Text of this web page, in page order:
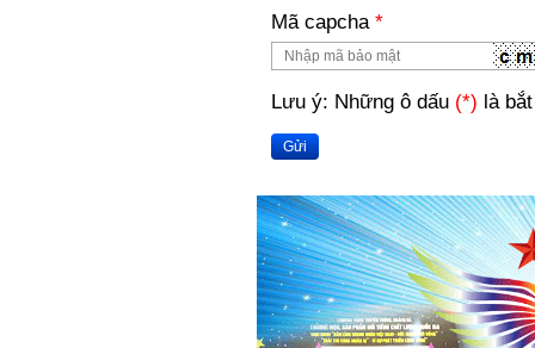
Mã capcha *
Lưu ý: Những ô dấu (*) là
Gửi